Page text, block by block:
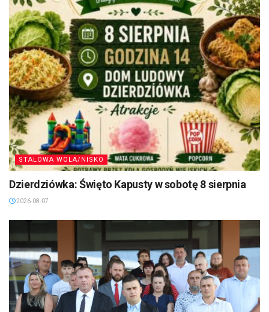
STALOWA WOLA/NISKO
Dzierdziówka: Święto Kapusty w sobotę 8 sierpnia
2026-08-07